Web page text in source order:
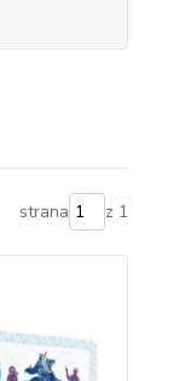
strana z 1